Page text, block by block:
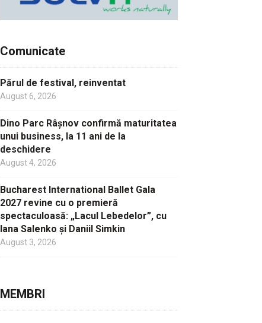
Comunicate
Părul de festival, reinventat
August 6, 2026
Dino Parc Râșnov confirmă maturitatea
unui business, la 11 ani de la
deschidere
August 4, 2026
Bucharest International Ballet Gala
2027 revine cu o premieră
spectaculoasă: „Lacul Lebedelor”, cu
Iana Salenko și Daniil Simkin
August 3, 2026
MEMBRI